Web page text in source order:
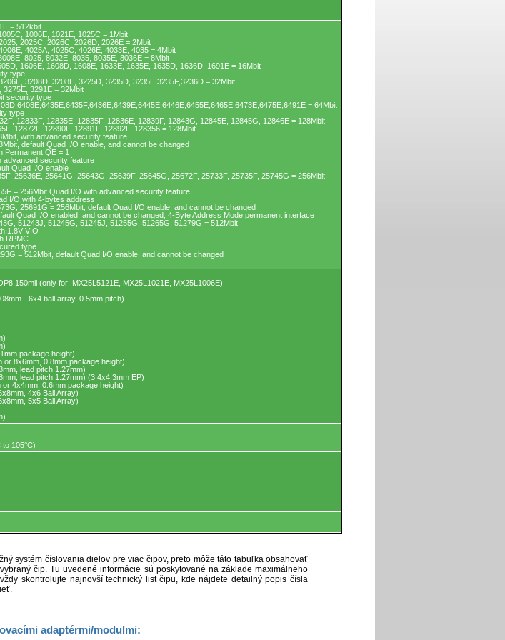
= 512kbit
1006E, 1021E, 1025C = 1Mbit
2025C, 2026C, 2026D, 2026E = 2Mbit
4025A, 4025C, 4026E, 4033E, 4035 = 4Mbit
8025, 8032E, 8035, 8035E, 8036E = 8Mbit
1606E, 1608D, 1608E, 1633E, 1635E, 1635D, 1636D, 1691E = 16Mbit
type
3208D, 3208E, 3225D, 3235D, 3235E,3235F,3236D = 32Mbit
3275E, 3291E = 32Mbit
security type
= 64Mbit
type
12833F, 12835E, 12835F, 12836E, 12839F, 12843G, 12845E, 12845G, 12846E = 128Mbit
12872F, 12890F, 12891F, 12892F, 128356 = 128Mbit
with advanced security feature
default Quad I/O enable, and cannot be changed
Permanent QE = 1
advanced security feature
Quad I/O enable
25636E, 25641G, 25643G, 25639F, 25645G, 25672F, 25733F, 25735F, 25745G = 256Mbit
= 256Mbit Quad I/O with advanced security feature
I/O with 4-bytes address
25691G = 256Mbit, default Quad I/O enable, and cannot be changed
Quad I/O enabled, and cannot be changed, 4-Byte Address Mode permanent interface
51243J, 51245G, 51245J, 51255G, 51265G, 51279G = 512Mbit
1.8V VIO
RPMC
type
= 512Mbit, default Quad I/O enable, and cannot be changed
150mil (only for: MX25L5121E, MX25L1021E, MX25L1006E)
- 6x4 ball array, 0.5mm pitch)
package height)
or 8x6mm, 0.8mm package height)
lead pitch 1.27mm)
lead pitch 1.27mm) (3.4x4.3mm EP)
4x4mm, 0.6mm package height)
4x6 Ball Array)
5x5 Ball Array)
to 105°C)
systém číslovania dielov pre viac čipov, preto môže táto tabuľka obsahovať
čip. Tu uvedené informácie sú poskytované na základe maximálneho
skontrolujte najnovší technický list čipu, kde nájdete detailný popis čísla
adaptérmi/modulmi: